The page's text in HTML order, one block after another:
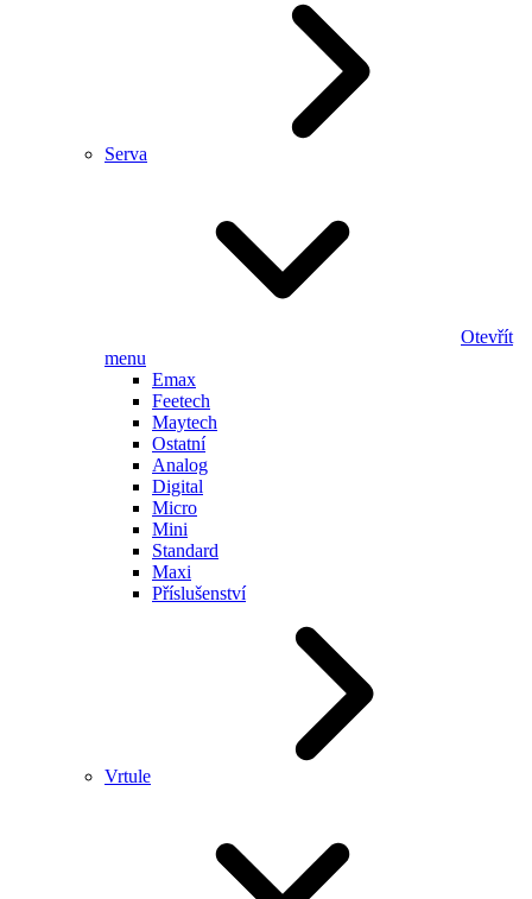
Serva
Otevřít
menu
Emax
Feetech
Maytech
Ostatní
Analog
Digital
Micro
Mini
Standard
Maxi
Příslušenství
Vrtule